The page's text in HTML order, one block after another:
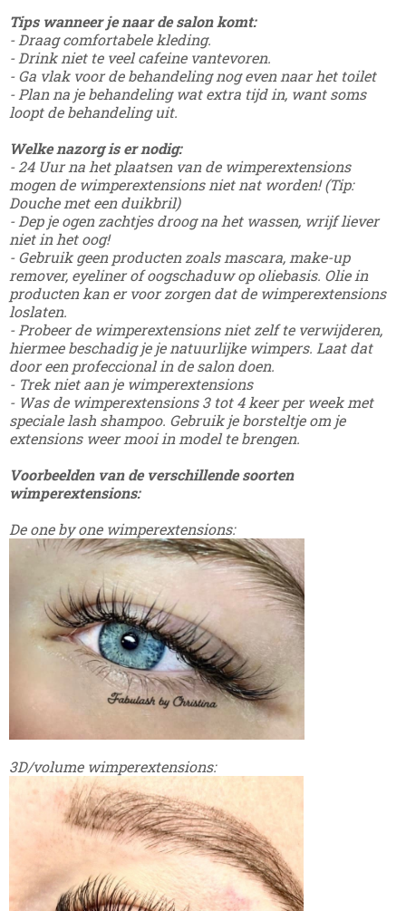
Tips wanneer je naar de salon komt:
- Draag comfortabele kleding.
- Drink niet te veel cafeine vantevoren.
- Ga vlak voor de behandeling nog even naar het toilet
- Plan na je behandeling wat extra tijd in, want soms
loopt de behandeling uit.
Welke nazorg is er nodig:
- 24 Uur na het plaatsen van de wimperextensions
mogen de wimperextensions niet nat worden! (Tip:
Douche met een duikbril)
- Dep je ogen zachtjes droog na het wassen, wrijf liever
niet in het oog!
- Gebruik geen producten zoals mascara, make-up
remover, eyeliner of oogschaduw op oliebasis. Olie in
producten kan er voor zorgen dat de wimperextensions
loslaten.
- Probeer de wimperextensions niet zelf te verwijderen,
hiermee beschadig je je natuurlijke wimpers. Laat dat
door een profeccional in de salon doen.
- Trek niet aan je wimperextensions
- Was de wimperextensions 3 tot 4 keer per week met
speciale lash shampoo. Gebruik je borsteltje om je
extensions weer mooi in model te brengen.
Voorbeelden van de verschillende soorten
wimperextensions:
De one by one wimperextensions:
3D/volume wimperextensions: